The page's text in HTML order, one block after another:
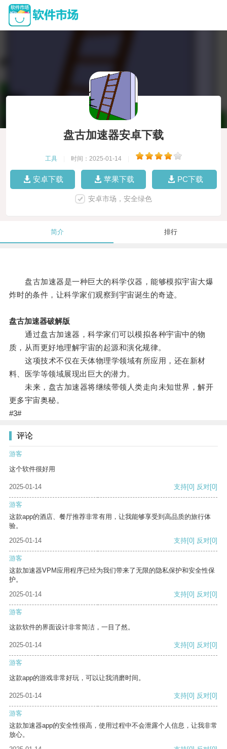
盘古加速器安卓下载
工具 时间：2025-01-14
安卓下载 苹果下载 PC下载
安卓市场，安全绿色
简介 排行
盘古加速器是一种巨大的科学仪器，能够模拟宇宙大爆
炸时的条件，让科学家们观察到宇宙诞生的奇迹。
盘古加速器破解版
通过盘古加速器，科学家们可以模拟各种宇宙中的物
质，从而更好地理解宇宙的起源和演化规律。
这项技术不仅在天体物理学领域有所应用，还在新材
料、医学等领域展现出巨大的潜力。
未来，盘古加速器将继续带领人类走向未知世界，解开
更多宇宙奥秘。
#3#
评论
游客
这个软件很好用
2025-01-14 支持[0] 反对[0]
游客
这款app的酒店、餐厅推荐非常有用，让我能够享受到高品质的旅行体
验。
2025-01-14
支持[0] 反对[0]
游客
这款加速器VPM应用程序已经为我们带来了无限的隐私保护和安全性保
护。
2025-01-14
支持[0] 反对[0]
游客
这款软件的界面设计非常简洁，一目了然。
2025-01-14 支持[0] 反对[0]
游客
这款app的游戏非常好玩，可以让我消磨时间。
2025-01-14 支持[0] 反对[0]
游客
这款加速器app的安全性很高，使用过程中不会泄露个人信息，让我非常
放心。